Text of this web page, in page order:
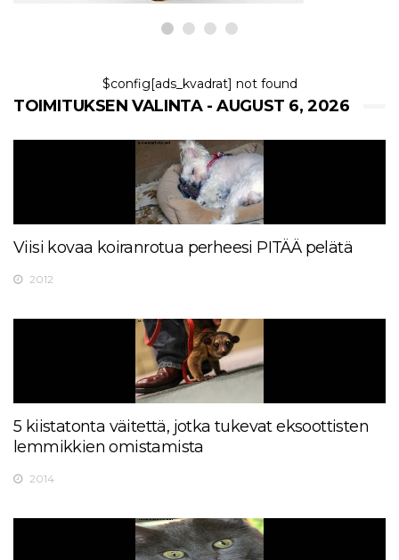
$config[ads_kvadrat] not found
TOIMITUKSEN VALINTA - AUGUST 6, 2026
Viisi kovaa koiranrotua perheesi PITÄÄ pelätä
2012
5 kiistatonta väitettä, jotka tukevat eksoottisten
lemmikkien omistamista
2014